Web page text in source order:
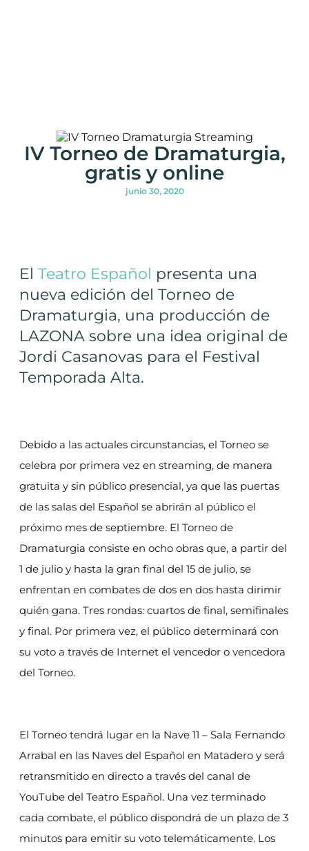
IV Torneo de Dramaturgia,
gratis y online
junio 30, 2020
El Teatro Español presenta una
nueva edición del Torneo de
Dramaturgia, una producción de
LAZONA sobre una idea original de
Jordi Casanovas para el Festival
Temporada Alta.
Debido a las actuales circunstancias, el Torneo se
celebra por primera vez en streaming, de manera
gratuita y sin público presencial, ya que las puertas
de las salas del Español se abrirán al público el
próximo mes de septiembre. El Torneo de
Dramaturgia consiste en ocho obras que, a partir del
1 de julio y hasta la gran final del 15 de julio, se
enfrentan en combates de dos en dos hasta dirimir
quién gana. Tres rondas: cuartos de final, semifinales
y final. Por primera vez, el público determinará con
su voto a través de Internet el vencedor o vencedora
del Torneo.
El Torneo tendrá lugar en la Nave 11 – Sala Fernando
Arrabal en las Naves del Español en Matadero y será
retransmitido en directo a través del canal de
YouTube del Teatro Español. Una vez terminado
cada combate, el público dispondrá de un plazo de 3
minutos para emitir su voto telemáticamente. Los